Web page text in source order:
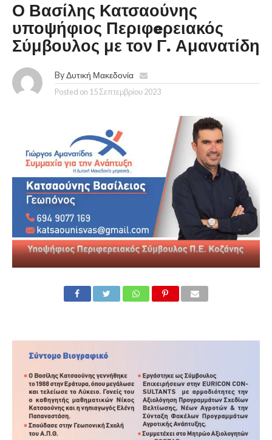
Ο Βασίλης Κατσαούνης
υποψήφιος Περιφeρειακός
Σύμβουλος με τον Γ. Αμανατίδη
By Δυτική Μακεδονία
Posted on 15 Σεπτεμβρίου 2023